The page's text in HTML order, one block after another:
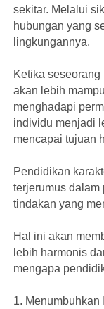
sekitar. Melalui
hubungan yang
lingkungannya.
Ketika
akan lebih
menghadapi
individu menjadi
mencapai tujuan
Pendidikan
terjerumus dalam
tindakan yang
Hal ini akan
lebih harmonis
mengapa
1. Menumbuhkan